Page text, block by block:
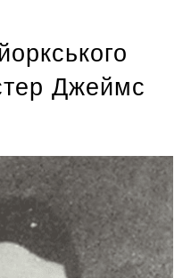
Джеймс